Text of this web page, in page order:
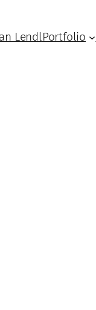
LendlPortfolio